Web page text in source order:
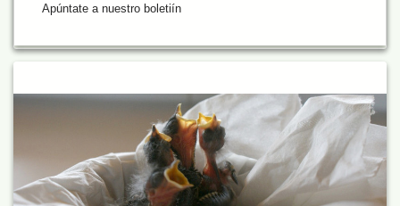
Apúntate a nuestro boletiín